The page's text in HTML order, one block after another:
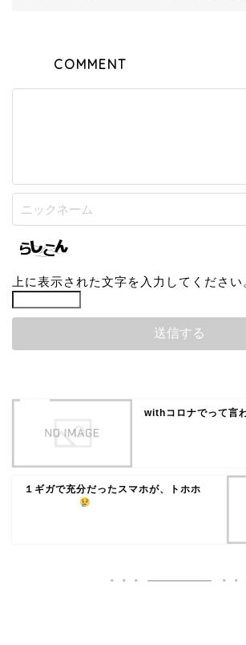
COMMENT
上に表示された文字を入力してください
withコロナでって言
１ギガで充分だったスマホが、トホホ